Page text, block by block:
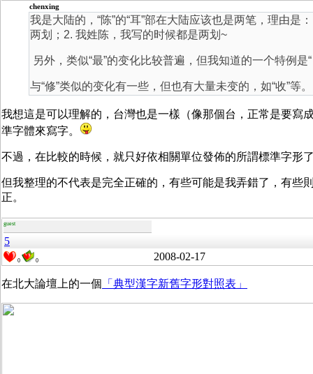
chenxing
我是大陆的，“陈”的“耳”部在大陆应该也是两笔，理由是
两划；2. 我姓陈，我写的时候都是两划~
另外，类似“最”的变化比较普遍，但我知道的一个特例是“
与“修”类似的变化有一些，但也有大量未变的，如“收”等。
我想這是可以理解的，台灣也是一樣（像那個台，正常是要寫
準字體來寫字。
不過，在比較的時候，就只好依相關單位發佈的所謂標準字形
但我整理的不代表是完全正確的，有些可能是我弄錯了，有些
正。
guest
5
0 0 2008-02-17
在北大論壇上的一個 「典型漢字新舊字形對照表」